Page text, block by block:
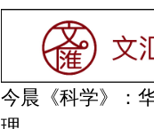
今晨《科学》：